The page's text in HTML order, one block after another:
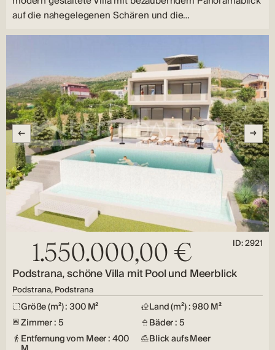
auf die nahegelegenen Schären und die…
1.550.000,00 € ID: 2921
Podstrana, schöne Villa mit Pool und Meerblick
Podstrana, Podstrana
Größe (m²) : 300 M²
Land (m²) : 980 M²
Zimmer : 5
Bäder : 5
Entfernung vom Meer : 400
Blick aufs Meer